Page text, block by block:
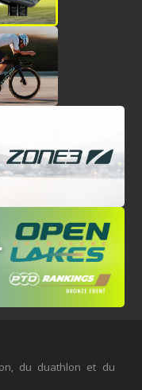
du duathlon et du